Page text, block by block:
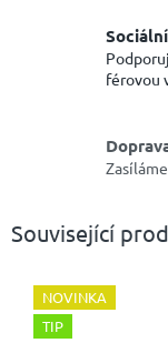
férovou
Související
NOVINKA
TIP